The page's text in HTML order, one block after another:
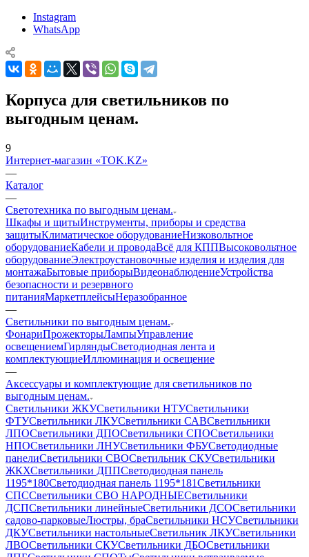
Instagram
WhatsApp
Корпуса для светильников по
выгодным ценам.
9
Интернет-магазин «TOK.KZ»
—
Каталог
—
Светотехника по выгодным ценам.
Шкафы и щитыИнструменты, приборы и средства
защитыКлиматическое оборудованиеНизковольтное
оборудованиеКабели и проводаВсё для КППВысоковольтное
оборудованиеЭлектроустановочные изделия и изделия для
монтажаБытовые приборыВидеонаблюдениеУстройства
безопасности и резервного
питанияМаркетплейсыНеразобранное
—
Светильники по выгодным ценам.
ФонариПрожекторыЛампыУправление
освещениемГирляндыСветодиодная лента и
комплектующиеИллюминация и освещение
—
Аксессуары и комплектующие для светильников по
выгодным ценам.
Светильники ЖКУСветильники НТУСветильники
ФТУСветильники ЛКУСветильники САВСветильники
ЛПОСветильники ДПОСветильники СПОСветильники
НПОСветильники ЛНУСветильники ФБУСветодиодные
панелиСветильники СВОСветильник СКУСветильники
ЖКХСветильники ДППСветодиодная панель
1195*180Светодиодная панель 1195*181Светильники
СПССветильники СВО НАРОДНЫЕСветильники
ДСПСветильники линейныеСветильники ДСОСветильники
садово-парковыеЛюстры, браСветильники НСУСветильники
ДКУСветильники настольныеСветильник ЛКУСветильники
ЛВОСветильники СКУСветильники ДБОСветильники